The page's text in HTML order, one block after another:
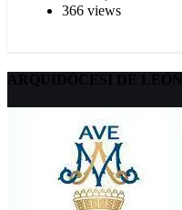
366 views
ARQUIDÖCESI DE LEÓN